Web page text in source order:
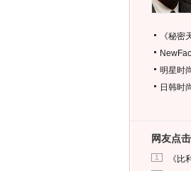
《秘
明星时
日韩时
网友点
1 《